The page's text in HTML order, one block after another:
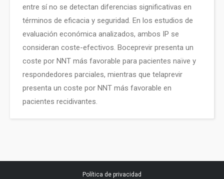
entre sí no se detectan diferencias significativas en
términos de eficacia y seguridad. En los estudios de
evaluación económica analizados, ambos IP se
consideran coste-efectivos. Boceprevir presenta un
coste por NNT más favorable para pacientes naïve y
respondedores parciales, mientras que telaprevir
presenta un coste por NNT más favorable en
pacientes recidivantes.
Política de privacidad